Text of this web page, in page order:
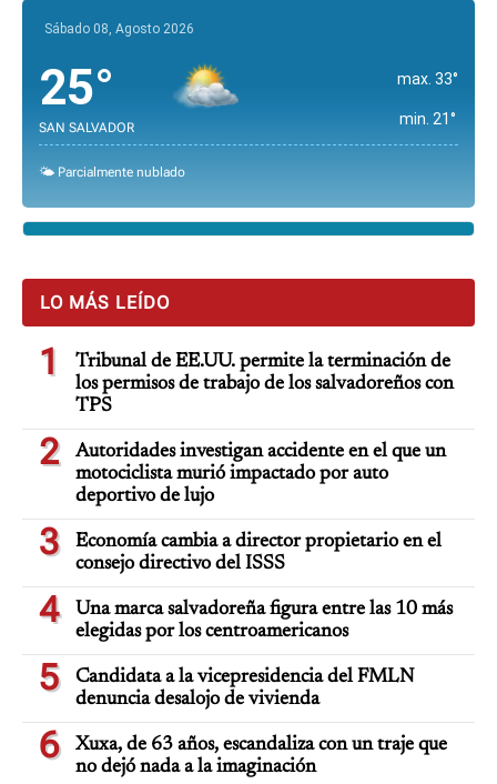
Sábado 08, Agosto 2026
25°
SAN SALVADOR
max. 33°
min. 21°
🌤️ Parcialmente nublado
LO MÁS LEÍDO
1
Tribunal de EE.UU. permite la terminación de
los permisos de trabajo de los salvadoreños con
TPS
2
Autoridades investigan accidente en el que un
motociclista murió impactado por auto
deportivo de lujo
3
Economía cambia a director propietario en el
consejo directivo del ISSS
4
Una marca salvadoreña figura entre las 10 más
elegidas por los centroamericanos
5
Candidata a la vicepresidencia del FMLN
denuncia desalojo de vivienda
6
Xuxa, de 63 años, escandaliza con un traje que
no dejó nada a la imaginación